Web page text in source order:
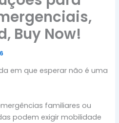
Buy Now!
em que esperar não é uma
familiares ou
podem exigir mobilidade